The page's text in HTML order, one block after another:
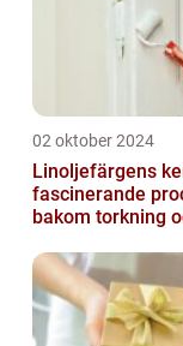
02 oktober 2024
Linoljefärgens
fascinerande
bakom torkning